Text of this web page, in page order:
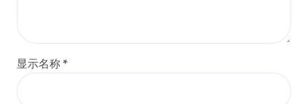
显示名称 *